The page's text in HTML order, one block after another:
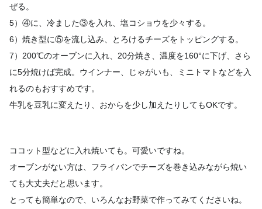
ぜる。
5）④に、冷ました③を入れ、塩コショウを少々する。
6）焼き型に⑤を流し込み、とろけるチーズをトッピングする。
7）200℃のオーブンに入れ、20分焼き、温度を160°に下げ、さら
に5分焼けば完成。ウインナー、じゃがいも、ミニトマトなどを入
れるのもおすすめです。
牛乳を豆乳に変えたり、おからを少し加えたりしてもOKです。
ココット型などに入れ焼いても。可愛いですね。
オーブンがない方は、フライパンでチーズを巻き込みながら焼い
ても大丈夫だと思います。
とっても簡単なので、いろんなお野菜で作ってみてくださいね。